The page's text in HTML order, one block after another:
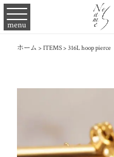
menu
ホーム > ITEMS> 316L hoop pierce